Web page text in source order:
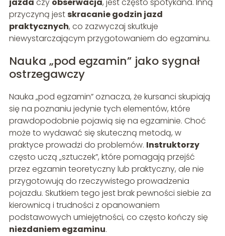
jazda czy obserwacja, jest często spotykana. Inną
przyczyną jestskracanie godzin jazd
praktycznych, co zazwyczaj skutkuje
niewystarczającym przygotowaniem do egzaminu.
Nauka „pod egzamin” jako sygnał
ostrzegawczy
Nauka „pod egzamin” oznacza, że kursanci skupiają
się na poznaniu jedynie tych elementów, które
prawdopodobnie pojawią się na egzaminie. Choć
może to wydawać się skuteczną metodą, w
praktyce prowadzi do problemów. Instruktorzy
często uczą „sztuczek”, które pomagają przejść
przez egzamin teoretyczny lub praktyczny, ale nie
przygotowują do rzeczywistego prowadzenia
pojazdu. Skutkiem tego jest brak pewności siebie za
kierownicą i trudności z opanowaniem
podstawowych umiejętności, co często kończy się
niezdaniem egzaminu.